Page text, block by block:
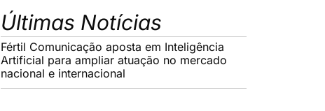
Últimas Notícias
Fértil Comunicação aposta em Inteligência
Artificial para ampliar atuação no mercado
nacional e internacional